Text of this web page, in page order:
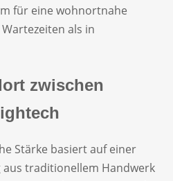
für eine wohnortnahe
als in
zwischen
Stärke basiert auf einer
aus traditionellem Handwerk